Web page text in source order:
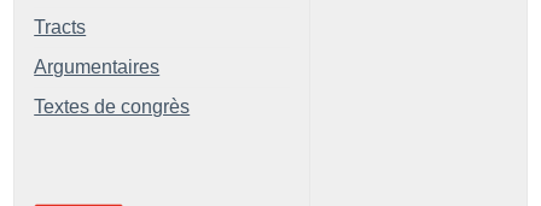
Tracts
Argumentaires
Textes de congrès